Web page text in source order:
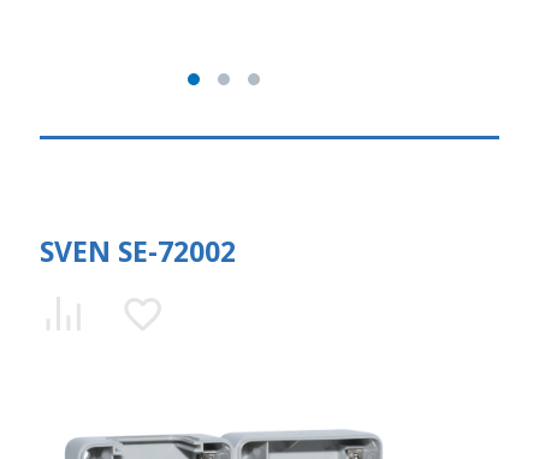
SVEN SE-72002